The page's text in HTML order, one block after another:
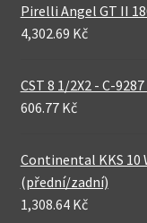
Pirelli Angel GT II
4,302.69 Kč
CST 8 1/2X2 - C-
606.77 Kč
Continental KKS 10
(přední/zadní)
1,308.64 Kč